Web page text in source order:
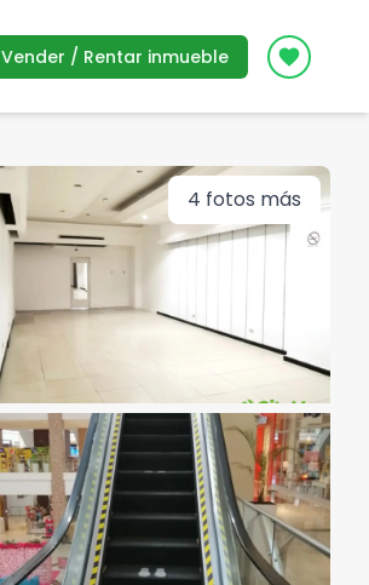
Vender / Rentar inmueble Icon
4 fotos más